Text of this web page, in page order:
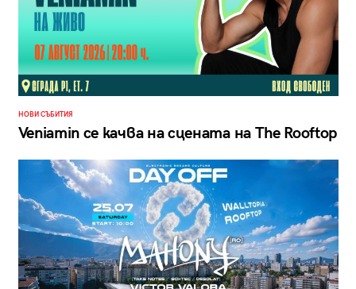
НОВИ СЪБИТИЯ
Veniamin се качва на сцената на The Rooftop